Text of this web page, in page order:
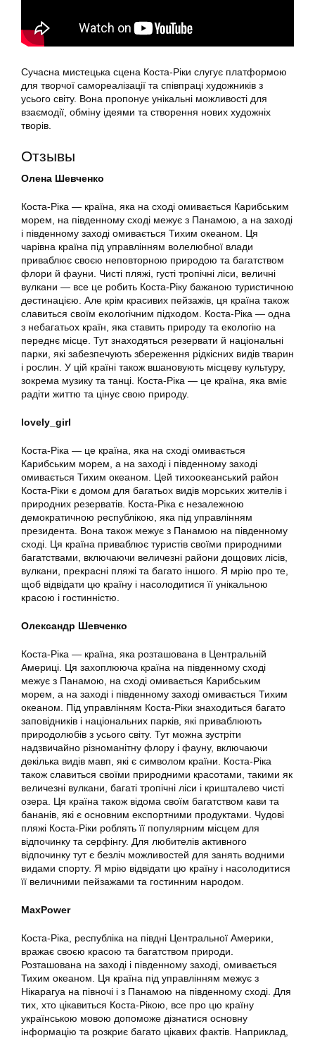
Сучасна мистецька сцена Коста-Ріки слугує платформою
для творчої самореалізації та співпраці художників з
усього світу. Вона пропонує унікальні можливості для
взаємодії, обміну ідеями та створення нових художніх
творів.
Отзывы
Олена Шевченко
Коста-Ріка — країна, яка на сході омивається Карибським
морем, на південному сході межує з Панамою, а на заході
і південному заході омивається Тихим океаном. Ця
чарівна країна під управлінням волелюбної влади
приваблює своєю неповторною природою та багатством
флори й фауни. Чисті пляжі, густі тропічні ліси, величні
вулкани — все це робить Коста-Ріку бажаною туристичною
дестинацією. Але крім красивих пейзажів, ця країна також
славиться своїм екологічним підходом. Коста-Ріка — одна
з небагатьох країн, яка ставить природу та екологію на
переднє місце. Тут знаходяться резервати й національні
парки, які забезпечують збереження рідкісних видів тварин
і рослин. У цій країні також вшановують місцеву культуру,
зокрема музику та танці. Коста-Ріка — це країна, яка вміє
радіти життю та цінує свою природу.
lovely_girl
Коста-Ріка — це країна, яка на сході омивається
Карибським морем, а на заході і південному заході
омивається Тихим океаном. Цей тихоокеанський район
Коста-Ріки є домом для багатьох видів морських жителів і
природних резерватів. Коста-Ріка є незалежною
демократичною республікою, яка під управлінням
президента. Вона також межує з Панамою на південному
сході. Ця країна приваблює туристів своїми природними
багатствами, включаючи величезні райони дощових лісів,
вулкани, прекрасні пляжі та багато іншого. Я мрію про те,
щоб відвідати цю країну і насолодитися її унікальною
красою і гостинністю.
Олександр Шевченко
Коста-Ріка — країна, яка розташована в Центральній
Америці. Ця захоплююча країна на південному сході
межує з Панамою, на сході омивається Карибським
морем, а на заході і південному заході омивається Тихим
океаном. Під управлінням Коста-Ріки знаходиться багато
заповідників і національних парків, які приваблюють
природолюбів з усього світу. Тут можна зустріти
надзвичайно різноманітну флору і фауну, включаючи
декілька видів мавп, які є символом країни. Коста-Ріка
також славиться своїми природними красотами, такими як
величезні вулкани, багаті тропічні ліси і кришталево чисті
озера. Ця країна також відома своїм багатством кави та
бананів, які є основним експортними продуктами. Чудові
пляжі Коста-Ріки роблять її популярним місцем для
відпочинку та серфінгу. Для любителів активного
відпочинку тут є безліч можливостей для занять водними
видами спорту. Я мрію відвідати цю країну і насолодитися
її величними пейзажами та гостинним народом.
MaxPower
Коста-Ріка, республіка на півдні Центральної Америки,
вражає своєю красою та багатством природи.
Розташована на заході і південному заході, омивається
Тихим океаном. Ця країна під управлінням межує з
Нікарагуа на півночі і з Панамою на південному сході. Для
тих, хто цікавиться Коста-Рікою, все про цю країну
українською мовою допоможе дізнатися основну
інформацію та розкриє багато цікавих фактів. Наприклад,